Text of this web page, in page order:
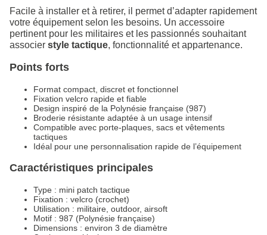
Facile à installer et à retirer, il permet d’adapter rapidement
votre équipement selon les besoins. Un accessoire
pertinent pour les militaires et les passionnés souhaitant
associer style tactique, fonctionnalité et appartenance.
Points forts
Format compact, discret et fonctionnel
Fixation velcro rapide et fiable
Design inspiré de la Polynésie française (987)
Broderie résistante adaptée à un usage intensif
Compatible avec porte-plaques, sacs et vêtements
tactiques
Idéal pour une personnalisation rapide de l’équipement
Caractéristiques principales
Type : mini patch tactique
Fixation : velcro (crochet)
Utilisation : militaire, outdoor, airsoft
Motif : 987 (Polynésie française)
Dimensions : environ 3 de diamètre